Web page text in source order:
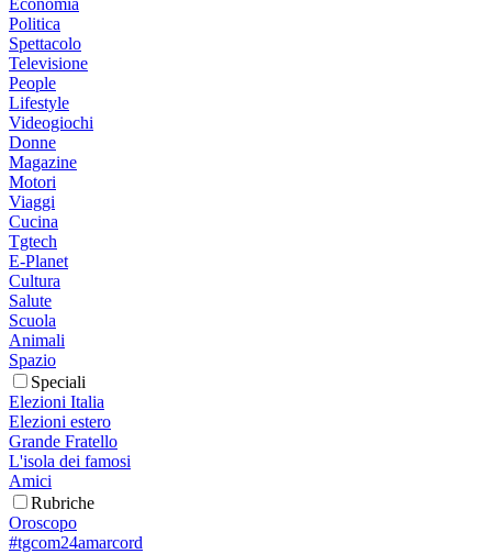
Economia
Politica
Spettacolo
Televisione
People
Lifestyle
Videogiochi
Donne
Magazine
Motori
Viaggi
Cucina
Tgtech
E-Planet
Cultura
Salute
Scuola
Animali
Spazio
Speciali
Elezioni Italia
Elezioni estero
Grande Fratello
L'isola dei famosi
Amici
Rubriche
Oroscopo
#tgcom24amarcord